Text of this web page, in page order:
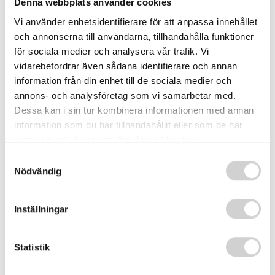
Denna webbplats använder cookies
Vi använder enhetsidentifierare för att anpassa innehållet
och annonserna till användarna, tillhandahålla funktioner
för sociala medier och analysera vår trafik. Vi
vidarebefordrar även sådana identifierare och annan
information från din enhet till de sociala medier och
annons- och analysföretag som vi samarbetar med.
Dessa kan i sin tur kombinera informationen med annan
information som du har tillhandahållit eller som de har
samlat in när du har använt deras tjänster.
Nödvändig
Inställningar
Statistik
Vad du behöver veta:
Det är viktigt att förstå att depression är ett
psykiatriskt tillstånd och inte bara en känslomässig
svacka. Det är inte ens eget fel att man känner sig
deprimerad. Det finns hjälp att få för att hantera
och övervinna depression.
Att söka hjälp:
Om du känner igen dig i några av dessa symtom är
det viktigt att söka professionell hjälp. Din läkare
eller psykolog kan hjälpa dig att få en korrekt
diagnos och skräddarsy en behandlingsplan som
passar dina behov. Att prata med någon du litar på,
som en vän eller familjemedlem, kan också vara till